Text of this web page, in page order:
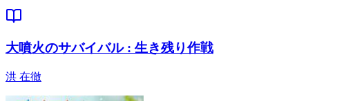
大噴火のサバイバル : 生き残り作戦
洪 在徹